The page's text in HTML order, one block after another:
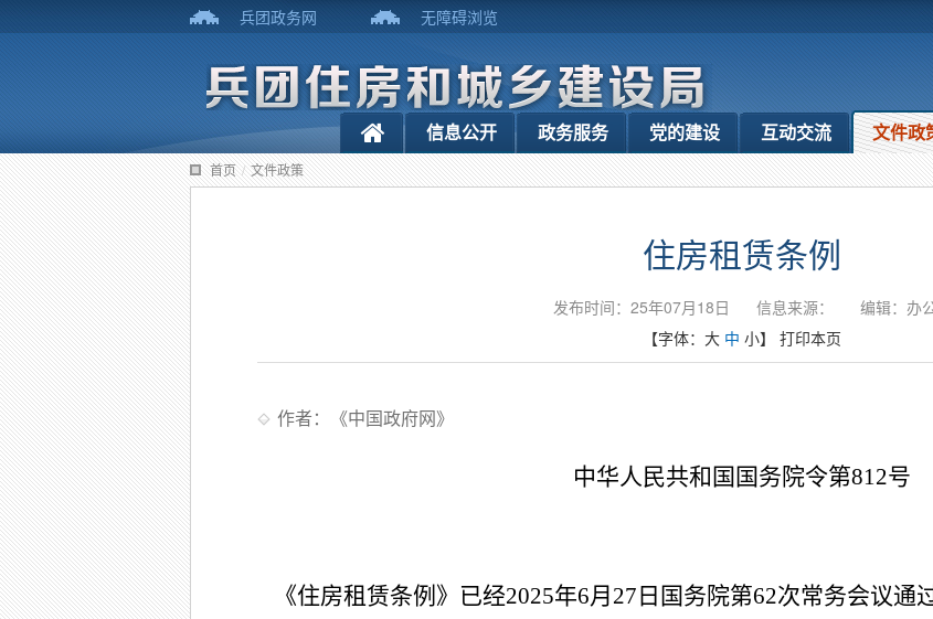
兵团政务网 无障碍浏览
信息公开 政务服务 党的建设 互动交流 文件政
首页 / 文件政策
住房租赁条例
发布时间：25年07月18日 信息来源：
编辑：办
【字体： 大 中 小】 打印本页
作者：《中国政府网》
中华人民共和国国务院令第812号
《住房租赁条例》已经2025年6月27日国务院第62次常务会议通